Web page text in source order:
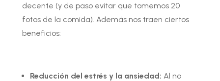
decente (y de paso evitar que tomemos 20
fotos de la comida). Además nos traen ciertos
beneficios:
Reducción del estrés y la ansiedad: Al no